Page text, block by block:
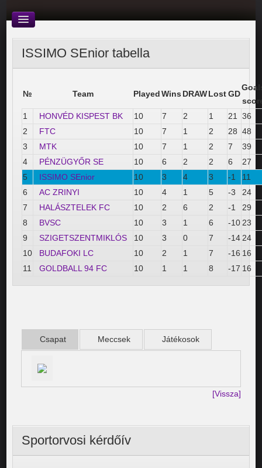
ISSIMO SEnior tabella
№ Team Played Wins DRAWLostGD
1
HONVÉD KISPEST BK 10 7 2 1 21
36
2
FTC 10 7 1 2 28 48
3
MTK 10 7 1 2 7
39
4
PÉNZÜGYŐR SE 10 6 2 2 6
27
5
ISSIMO SEnior 10 3 4 3 -1
11
6
AC ZRINYI 10 4 1 5 -3
24
7
HALÁSZTELEK FC 10 2 6 2 -1
29
8
BVSC 10 3 1 6 -10 23
9
SZIGETSZENTMIKLÓS 10 3 0 7 -14 24
10
BUDAFOKI LC 10 2 1 7 -16 16
11
GOLDBALL 94 FC 10 1 1 8 -17 16
Csapat Meccsek Játékosok
[Vissza]
Sportorvosi kérdőív